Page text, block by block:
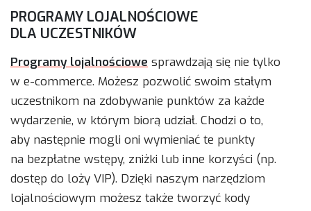
PROGRAMY LOJALNOŚCIOWE
DLA UCZESTNIKÓW
Programy lojalnościowe sprawdzają się nie tylko
w e-commerce. Możesz pozwolić swoim stałym
uczestnikom na zdobywanie punktów za każde
wydarzenie, w którym biorą udział. Chodzi o to,
aby następnie mogli oni wymieniać te punkty
na bezpłatne wstępy, zniżki lub inne korzyści (np.
dostęp do loży VIP). Dzięki naszym narzędziom
lojalnościowym możesz także tworzyć kody